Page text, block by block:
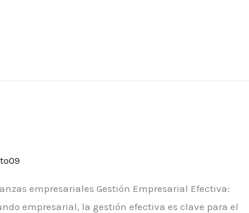
empresariales Gestión Empresarial Efectiva:
empresarial, la gestión efectiva es clave para el